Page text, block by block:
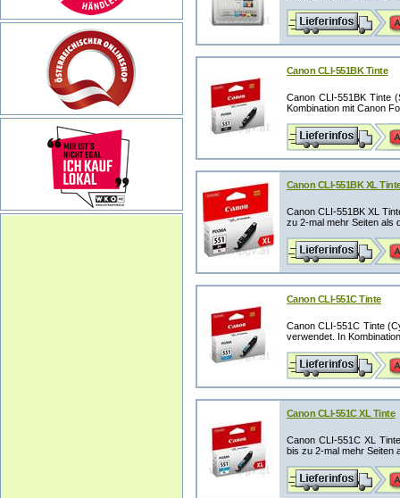
Canon CLI-551BK Tinte
Canon CLI-551BK Tinte
Kombination mit Canon
Canon CLI-551BK XL
Canon CLI-551BK XL
zu 2-mal mehr Seiten als
Canon CLI-551C Tinte
Canon CLI-551C Tinte
verwendet. In
Canon CLI-551C XL Tinte
Canon CLI-551C XL
bis zu 2-mal mehr Seiten